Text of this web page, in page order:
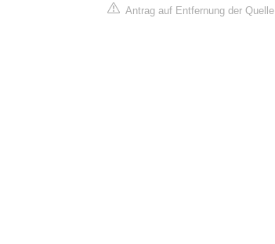
Antrag auf Entfernung der Quelle